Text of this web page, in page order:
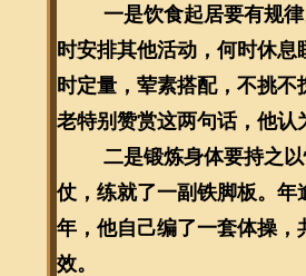
一是饮食起居要有规
时安排其他活动，何时休
时定量，荤素搭配，不挑
老特别赞赏这两句话，他认
二是锻炼身体要持之
仗，练就了一副铁脚板。
年，他自己编了一套体操
效。